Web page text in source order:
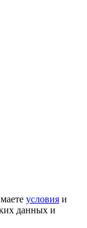
условия и
данных и